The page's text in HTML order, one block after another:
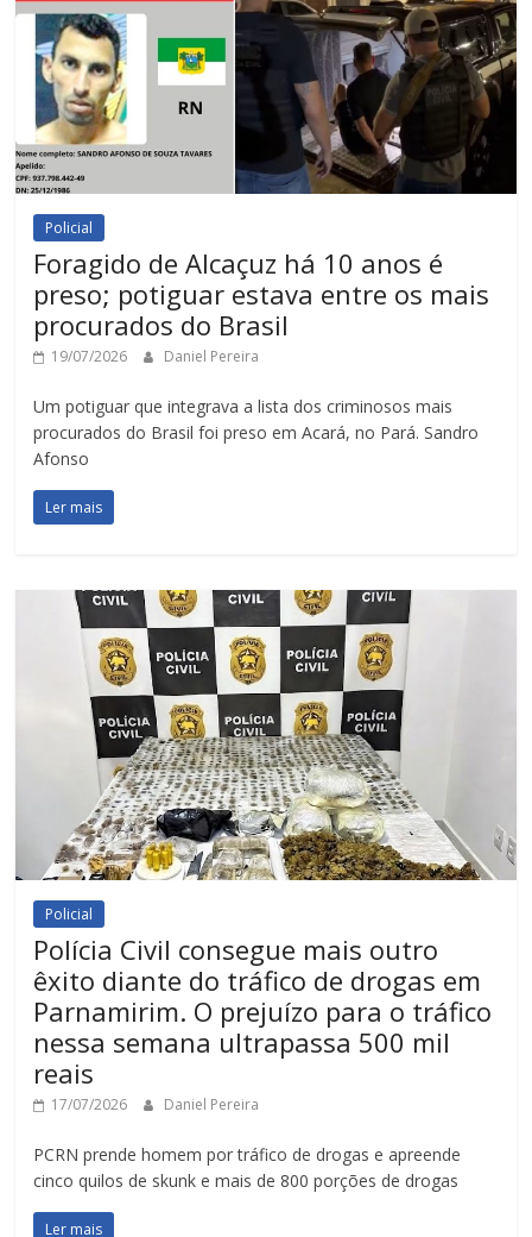
Policial
Foragido de Alcaçuz há 10 anos é
preso; potiguar estava entre os mais
procurados do Brasil
19/07/2026 Daniel Pereira
Um potiguar que integrava a lista dos criminosos mais
procurados do Brasil foi preso em Acará, no Pará. Sandro
Afonso
Ler mais
Policial
Polícia Civil consegue mais outro
êxito diante do tráfico de drogas em
Parnamirim. O prejuízo para o tráfico
nessa semana ultrapassa 500 mil
reais
17/07/2026 Daniel Pereira
PCRN prende homem por tráfico de drogas e apreende
cinco quilos de skunk e mais de 800 porções de drogas
Ler mais